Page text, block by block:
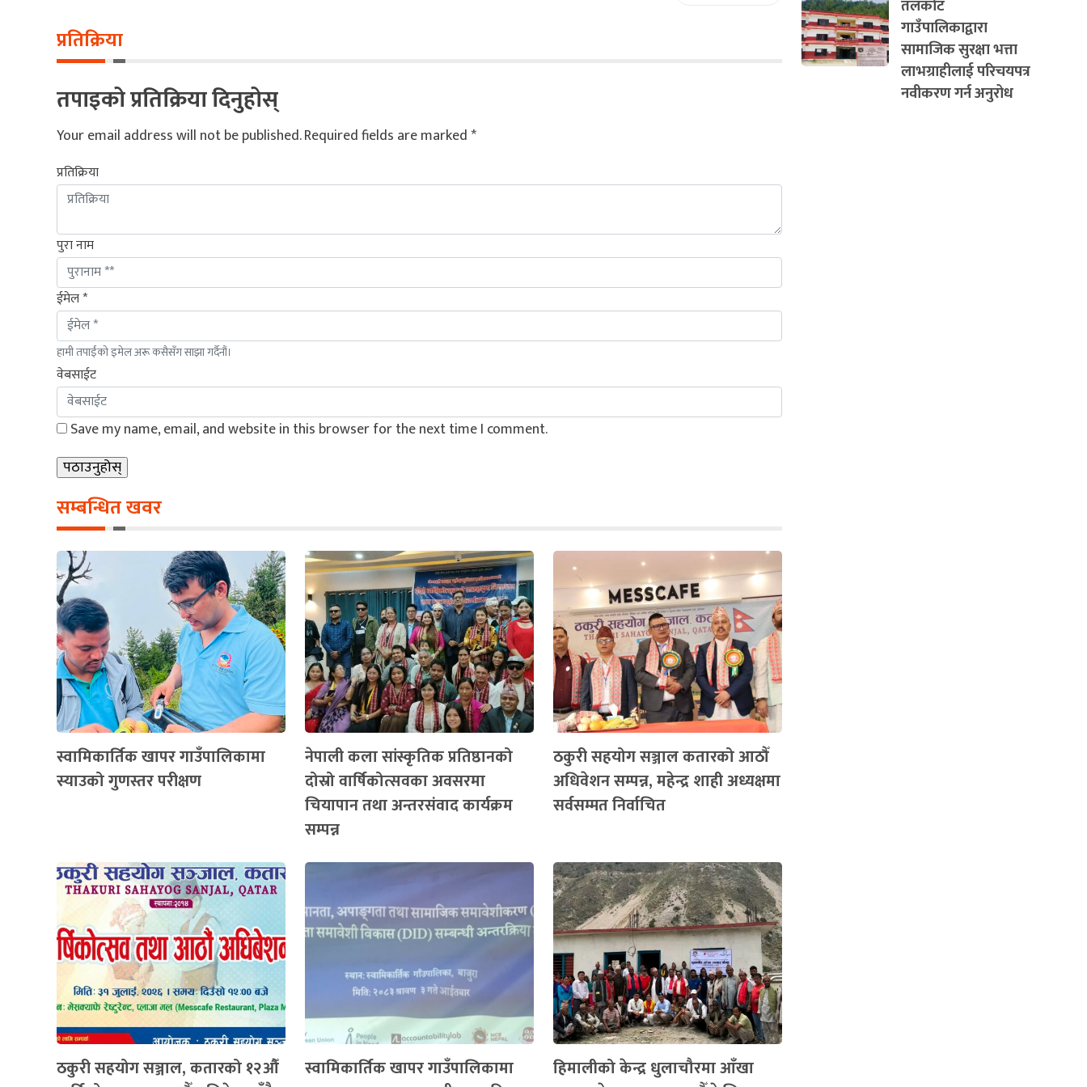
प्रतिक्रिया
तपाइको प्रतिक्रिया दिनुहोस्
Your email address will not be published.Required fields are marked*
प्रतिक्रिया
पुरा नाम
ईमेल *
हामी तपाईंको इमेल अरू कसैसँग साझा गर्दैनौं।
वेबसाईट
Save my name, email, and website in this browser for the next time I comment.
सम्बन्धित खवर
स्वामिकार्तिक खापर गाउँपालिकामा
स्याउको गुणस्तर परीक्षण
नेपाली कला सांस्कृतिक प्रतिष्ठानको
दोस्रो वार्षिकोत्सवका अवसरमा
चियापान तथा अन्तरसंवाद कार्यक्रम
सम्पन्न
ठकुरी सहयोग सञ्जाल कतारको आठौँ
अधिवेशन सम्पन्न, महेन्द्र शाही अध्यक्षमा
सर्वसम्मत निर्वाचित
ठकुरी सहयोग सञ्जाल, कतारको १२औँ
स्वामिकार्तिक खापर गाउँपालिकामा
हिमालीको केन्द्र धुलाचौरमा आँखा
तलकोट
गाउँपालिकाद्वारा
सामाजिक सुरक्षा भत्ता
लाभग्राहीलाई परिचयपत्र
नवीकरण गर्न अनुरोध